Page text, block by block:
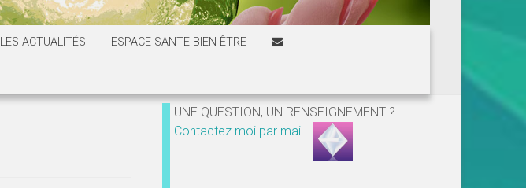
LES ACTUALITÉS ESPACE SANTE BIEN-ÊTRE
UNE QUESTION, UN RENSEIGNEMENT ?
Contactez moi par mail -